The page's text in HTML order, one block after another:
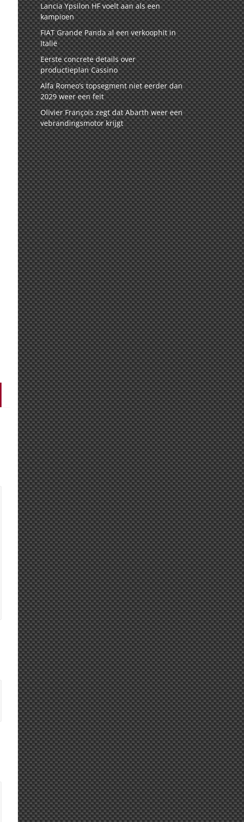
Lancia Ypsilon HF voelt aan als een
kampioen
FIAT Grande Panda al een verkoophit in
Italië
Eerste concrete details over
productieplan Cassino
Alfa Romeo’s topsegment niet eerder dan
2029 weer een feit
Olivier François zegt dat Abarth weer een
vebrandingsmotor krijgt